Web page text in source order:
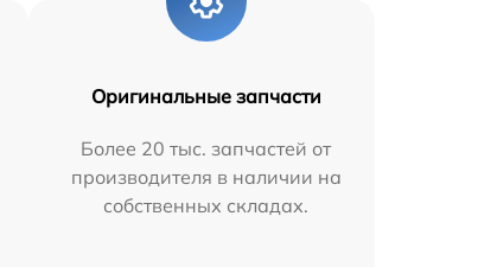
Оригинальные запчасти
Более 20 тыс. запчастей от
производителя в наличии на
собственных складах.